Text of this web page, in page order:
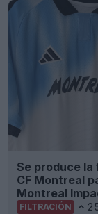
Se produce
CF Montreal
Montreal
FILTRACIÓN